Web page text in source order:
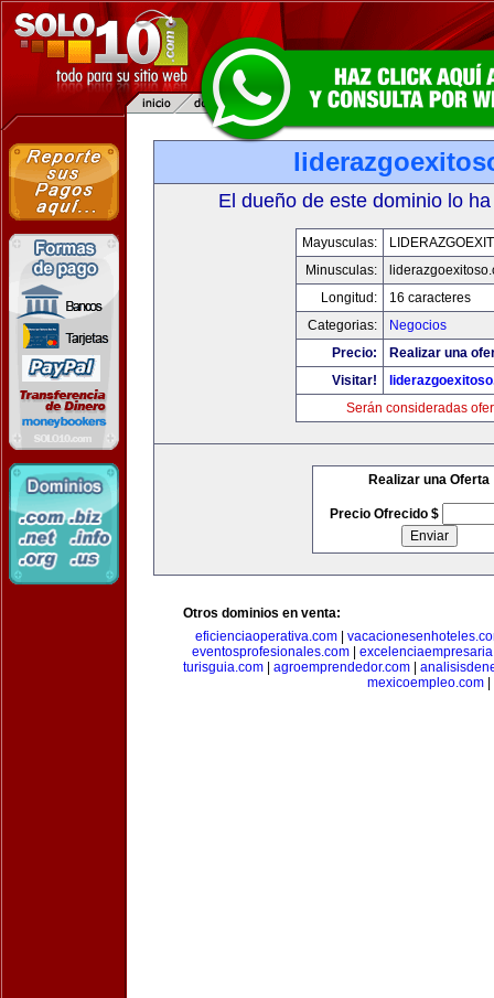
El dueño de este dominio lo
Mayusculas:
Minusculas:
Longitud:
16 caracteres
Categorias:
Negocios
Precio:
Realizar una
Visitar!
Serán consideradas
Realizar una Oferta
Precio Ofrecido $
Otros dominios en venta:
eficienciaoperativa.com
eventosprofesionales.com
turisguia.com
agroemprendedor.com
mexicoempleo.com